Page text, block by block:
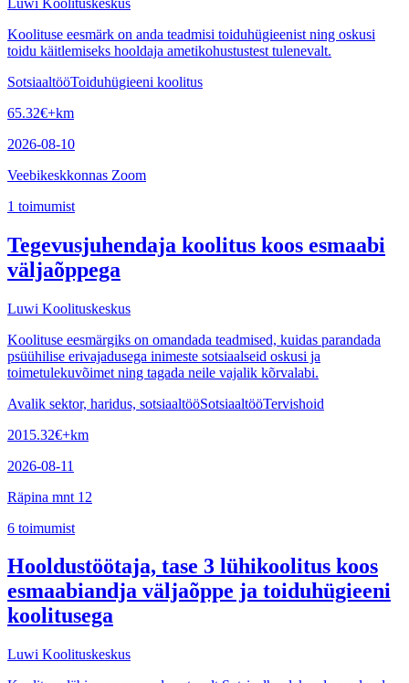
Koolituse eesmärk on anda teadmisi toiduhügieenist ning oskusi
toidu käitlemiseks hooldaja ametikohustustest tulenevalt.
SotsiaaltööToiduhügieeni koolitus
65.32€+km
2026-08-10
Veebikeskkonnas Zoom
1 toimumist
Tegevusjuhendaja koolitus koos esmaabi
väljaõppega
Luwi Koolituskeskus
Koolituse eesmärgiks on omandada teadmised, kuidas parandada
psüühilise erivajadusega inimeste sotsiaalseid oskusi ja
toimetulekuvõimet ning tagada neile vajalik kõrvalabi.
Avalik sektor, haridus, sotsiaaltööSotsiaaltööTervishoid
2015.32€+km
2026-08-11
Räpina mnt 12
6 toimumist
Hooldustöötaja, tase 3 lühikoolitus koos
esmaabiandja väljaõppe ja toiduhügieeni
koolitusega
Luwi Koolituskeskus